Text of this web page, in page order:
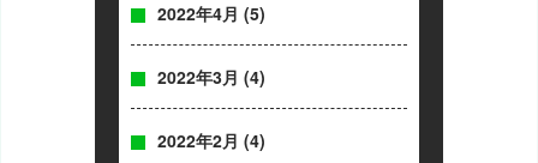
2022年4月 (5)
2022年3月 (4)
2022年2月 (4)